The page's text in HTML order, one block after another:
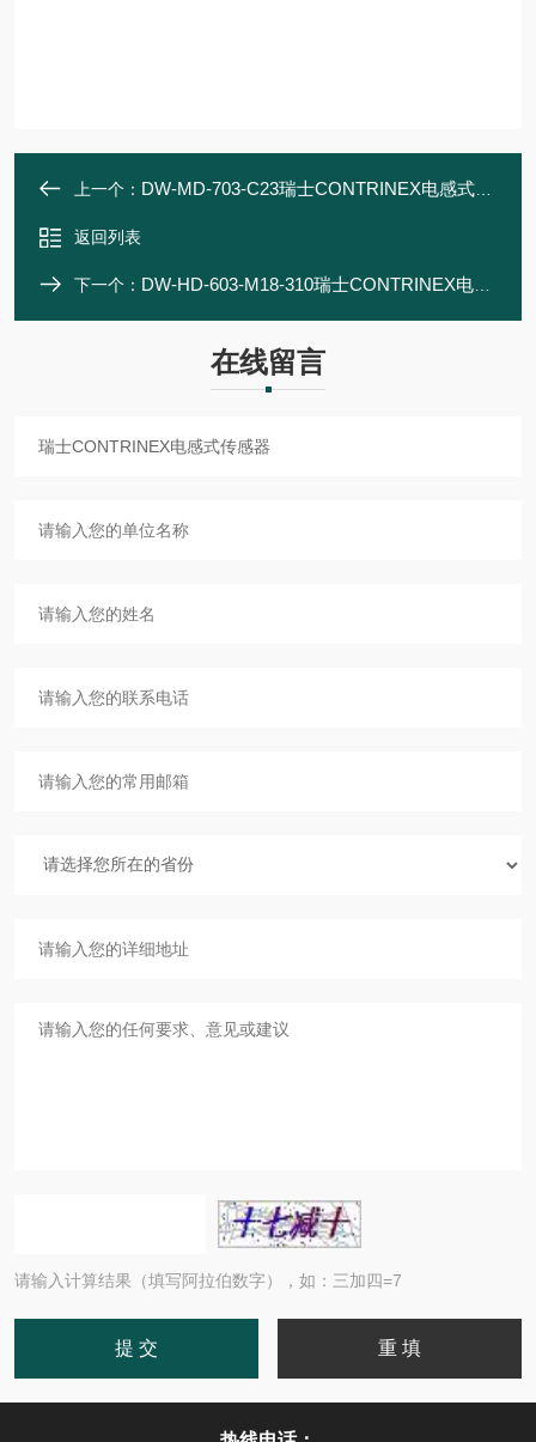
上一个： DW-MD-703-C23瑞士CONTRINEX电感式传感器
返回列表
下一个： DW-HD-603-M18-310瑞士CONTRINEX电感式传感器
在线留言
请输入计算结果（填写阿拉伯数字），如：三加四=7